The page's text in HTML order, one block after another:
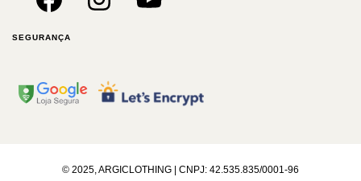
SEGURANÇA
© 2025, ARGICLOTHING | CNPJ: 42.535.835/0001-96